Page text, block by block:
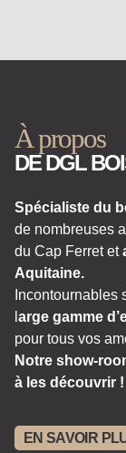
À propos
DE DGL
Spécialiste du
de nombreuses
du Cap Ferret et
Aquitaine.
Incontournables
arge gamme
pour tous vos
Notre show-
à les découvrir !
EN SAVOIR